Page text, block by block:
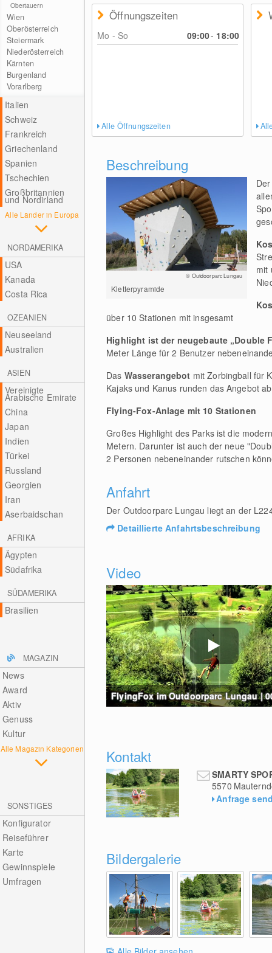
Obertauern
Wien
Oberösterreich
Steiermark
Niederösterreich
Kärnten
Burgenland
Vorarlberg
Italien
Schweiz
Frankreich
Griechenland
Spanien
Tschechien
Großbritannien
und Nordirland
Alle Länder in Europa
NORDAMERIKA
USA
Kanada
Costa Rica
OZEANIEN
Neuseeland
Australien
ASIEN
Vereinigte
Arabische Emirate
China
Japan
Indien
Türkei
Russland
Georgien
Iran
Aserbaidschan
AFRIKA
Ägypten
Südafrika
SÜDAMERIKA
Brasilien
MAGAZIN
News
Award
Aktiv
Genuss
Kultur
Alle Magazin Kategorien
SONSTIGES
Konfigurator
Reiseführer
Karte
Gewinnspiele
Umfragen
Öffnungszeiten
Mo - So 09:00- 18:00
Alle Öffnungszeiten
Beschreibung
© Outdoorparc Lungau
Kletterpyramide
mit
über 10 Stationen mit insgesamt
Highlight ist der neugebaute „Double
Meter Länge für 2 Benutzer
Das Wasserangebot mit Zorbingball für
Kajaks und Kanus runden das Angebot
Flying-Fox-Anlage mit 10 Stationen
Großes Highlight des Parks ist die
Metern. Darunter ist auch der neue
2 Personen nebeneinander rutschen
Anfahrt
Der Outdoorparc Lungau liegt an der
Detaillierte Anfahrtsbeschreibung
Video
FlyingFox im Outdoorparc Lungau |
Kontakt
SMARTY
5570
Anfrage
Bildergalerie